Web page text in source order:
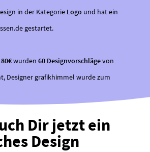
in der Kategorie Logo und hat ein
gestartet.
wurden 60 Designvorschlägevon
Designer grafikhimmel wurde zum
Dir jetzt ein
Design